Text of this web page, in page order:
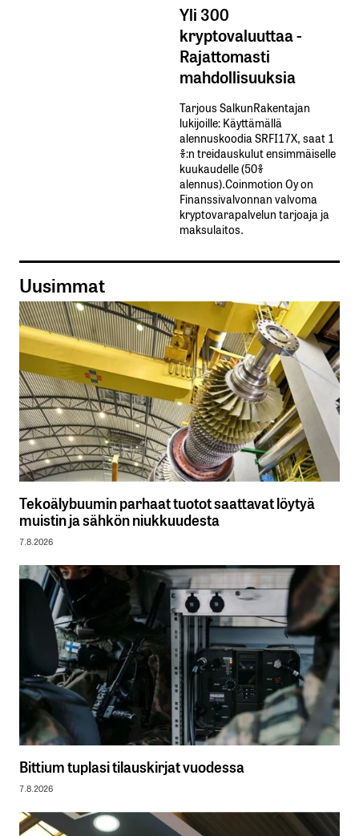
Yli 300
kryptovaluuttaa -
Rajattomasti
mahdollisuuksia
Tarjous SalkunRakentajan
lukijoille: Käyttämällä​ ​
alennuskoodia​ ​SRFI17X,​ ​saat​ ​1
%:n treidauskulut​ ​ensimmäiselle​ ​
kuukaudelle​ ​(50%​ ​
alennus).Coinmotion Oy on
Finanssivalvonnan valvoma
kryptovarapalvelun tarjoaja ja
maksulaitos.
Uusimmat
Tekoälybuumin parhaat tuotot saattavat löytyä
muistin ja sähkön niukkuudesta
7.8.2026
Bittium tuplasi tilauskirjat vuodessa
7.8.2026